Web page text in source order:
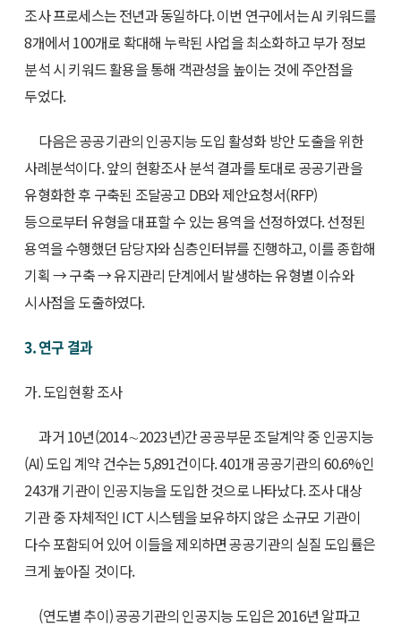
조사 프로세스는 전년과 동일하다. 이번 연구에서는 AI 키워드를
8개에서 100개로 확대해 누락된 사업을 최소화하고 부가 정보
분석 시 키워드 활용을 통해 객관성을 높이는 것에 주안점을
두었다.
다음은 공공기관의 인공지능 도입 활성화 방안 도출을 위한
사례분석이다. 앞의 현황조사 분석 결과를 토대로 공공기관을
유형화한 후 구축된 조달공고 DB와 제안요청서(RFP)
등으로부터 유형을 대표할 수 있는 용역을 선정하였다. 선정된
용역을 수행했던 담당자와 심층인터뷰를 진행하고, 이를 종합해
기획 → 구축 → 유지관리 단계에서 발생하는 유형별 이슈와
시사점을 도출하였다.
3. 연구 결과
가. 도입현황 조사
과거 10년(2014∼2023년)간 공공부문 조달계약 중 인공지능
(AI) 도입 계약 건수는 5,891건이다. 401개 공공기관의 60.6%인
243개 기관이 인공지능을 도입한 것으로 나타났다. 조사 대상
기관 중 자체적인 ICT 시스템을 보유하지 않은 소규모 기관이
다수 포함되어 있어 이들을 제외하면 공공기관의 실질 도입률은
크게 높아질 것이다.
(연도별 추이) 공공기관의 인공지능 도입은 2016년 알파고